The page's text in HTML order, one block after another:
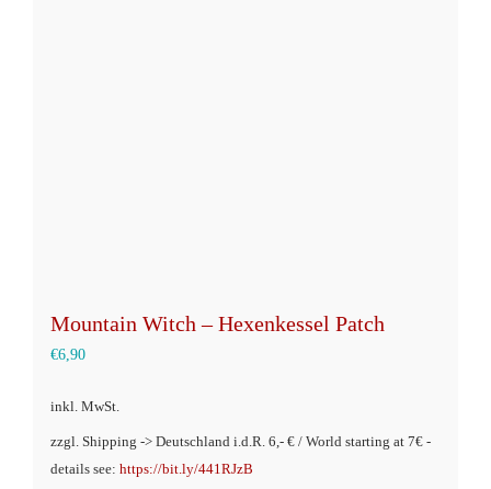
Mountain Witch – Hexenkessel Patch
€6,90
inkl. MwSt.
zzgl. Shipping -> Deutschland i.d.R. 6,- € / World starting at 7€ -
details see: https://bit.ly/441RJzB